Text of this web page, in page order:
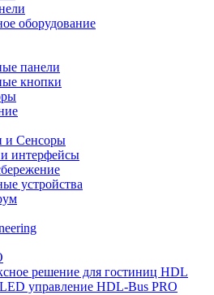
оборудование
панели
кнопки
и Сенсоры
интерфейсы
устройства
решение для гостиниц HDL
управление HDL-Bus PRO